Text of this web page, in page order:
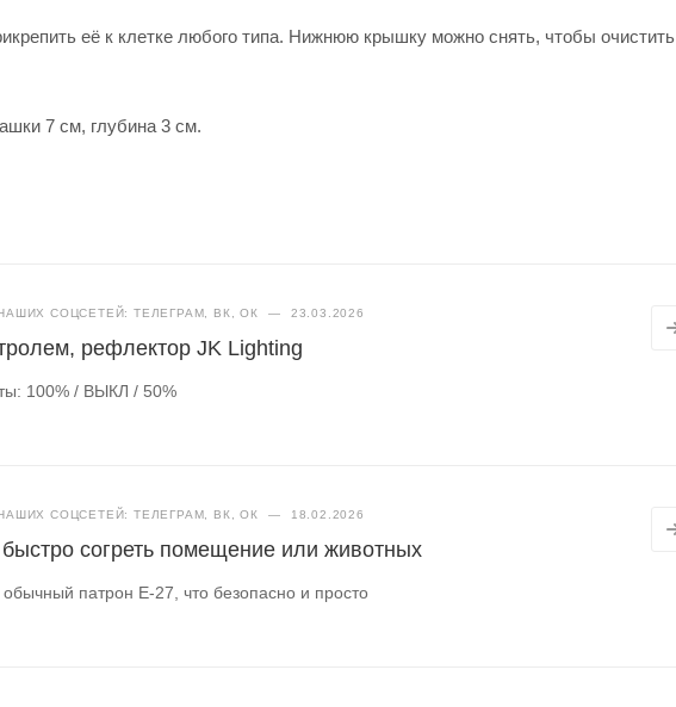
её к клетке любого типа. Нижнюю крышку можно снять, чтобы очистить
7 см, глубина 3 см.
СОЦСЕТЕЙ: ТЕЛЕГРАМ, ВК, ОК — 23.03.2026
рефлектор JK Lighting
100% / ВЫКЛ / 50%
СОЦСЕТЕЙ: ТЕЛЕГРАМ, ВК, ОК — 18.02.2026
согреть помещение или животных
обычный патрон Е-27, что безопасно и просто